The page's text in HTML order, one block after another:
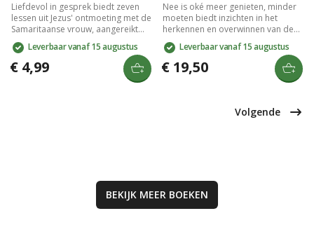
Liefdevol in gesprek biedt zeven
lessen uit Jezus' ontmoeting met de
Samaritaanse vrouw, aangereikt
door Paul Waterval. Dit compacte
en praktische boek helpt je groeien
in liefdevolle communicatie, ideaal
voor persoonlijke studie of
Leverbaar vanaf 15 augustus
€ 4,99
Nee is oké meer genieten, minder
moeten biedt inzichten in het
herkennen en overwinnen van de
please disease. Therapeuten
Carianne Ros en Michelle van
Dusseldorp onthullen zeven
pleasetypes en geven praktische
adviezen voor meer zelfbewustzijn
stress en meer vrijheid in je leven.
Leverbaar vanaf 15 augustus
€ 19,50
Volgende
BEKIJK MEER BOEKEN